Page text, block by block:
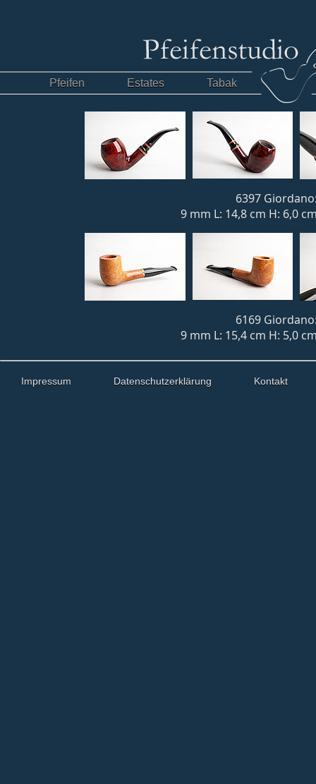
Pfeifen Estates Tabak
6397
9 mm L: 14,8 cm H: 6,0
6169
9 mm L: 15,4 cm H: 5,0
Impressum Datenschutzerklärung Kontakt